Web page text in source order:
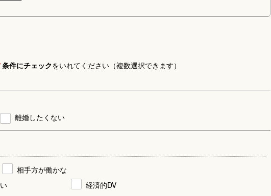
条件にチェックをいれてください（複数選択できます）
離婚したくない
相手方が働かな
い
経済的DV